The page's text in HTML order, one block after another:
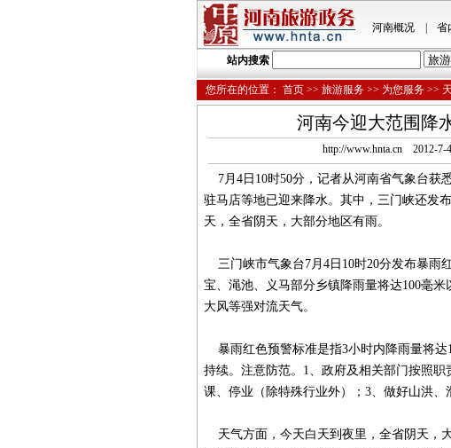
河南概况| 省
站内搜索
您所在的位置： 首页 >> 旅游服务 >> 为您服务 >>
河南今迎大范围降
http://www.hnta.cn 2012-
7月4日10时50分，记者从河南省气象台获
驻马店等地已迎来降水。其中，三门峡还发
天，全省阴天，大部分地区有雨。
三门峡市气象台7月4日10时20分发布暴雨
宝、渑池、义马部分乡镇降雨量将达100毫
大风等强对流天气。
暴雨红色预警标准是指3小时内降雨量将达
持续。注意防范。1、政府及相关部门按照
课、停业（除特殊行业外）；3、做好山洪、
天气方面，今天白天到夜里，全省阴天，